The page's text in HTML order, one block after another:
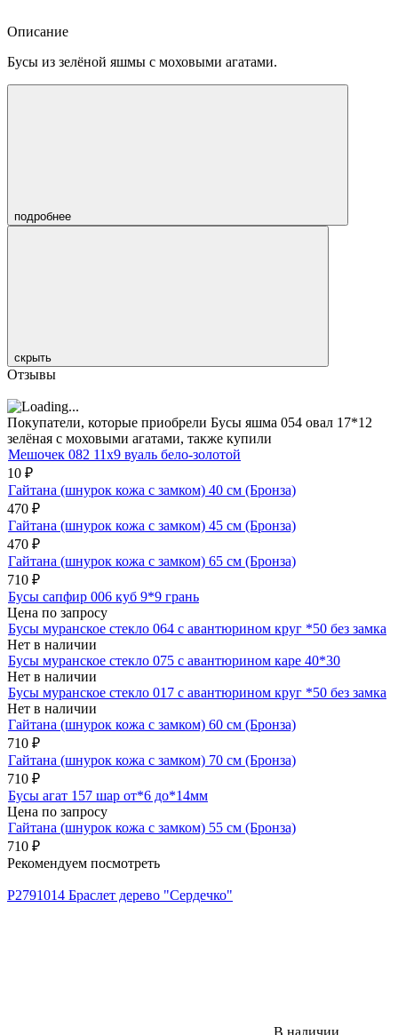
Описание
Бусы из зелёной яшмы с моховыми агатами.
подробнее
скрыть
Отзывы
Покупатели, которые приобрели Бусы яшма 054 овал 17*12
зелёная с моховыми агатами, также купили
Мешочек 082 11х9 вуаль бело-золотой
10 ₽
Гайтана (шнурок кожа с замком) 40 см (Бронза)
470 ₽
Гайтана (шнурок кожа с замком) 45 см (Бронза)
470 ₽
Гайтана (шнурок кожа с замком) 65 см (Бронза)
710 ₽
Бусы сапфир 006 куб 9*9 грань
Цена по запросу
Бусы муранское стекло 064 с авантюрином круг *50 без замка
Нет в наличии
Бусы муранское стекло 075 с авантюрином каре 40*30
Нет в наличии
Бусы муранское стекло 017 с авантюрином круг *50 без замка
Нет в наличии
Гайтана (шнурок кожа с замком) 60 см (Бронза)
710 ₽
Гайтана (шнурок кожа с замком) 70 см (Бронза)
710 ₽
Бусы агат 157 шар от*6 до*14мм
Цена по запросу
Гайтана (шнурок кожа с замком) 55 см (Бронза)
710 ₽
Рекомендуем посмотреть
Р2791014 Браслет дерево "Сердечко"
В наличии